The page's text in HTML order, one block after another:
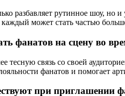
разбавляет рутинное шоу,
может стать частью
фанатов на сцену во
тесную связь со своей
фанатов и помогает
при приглашении